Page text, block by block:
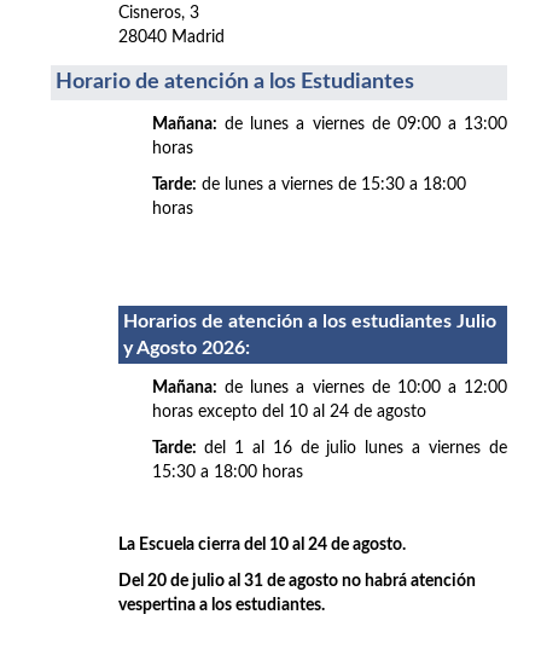
Cisneros, 3
28040 Madrid
Horario de atención a los Estudiantes
Mañana: de lunes a viernes de 09:00 a 13:00
horas
Tarde: de lunes a viernes de 15:30 a 18:00
horas
Horarios de atención a los estudiantes Julio
y Agosto 2026:
Mañana: de lunes a viernes de 10:00 a 12:00
horas excepto del 10 al 24 de agosto
Tarde: del 1 al 16 de julio lunes a viernes de
15:30 a 18:00 horas
La Escuela cierra del 10 al 24 de agosto.
Del 20 de julio al 31 de agosto no habrá atención
vespertina a los estudiantes.